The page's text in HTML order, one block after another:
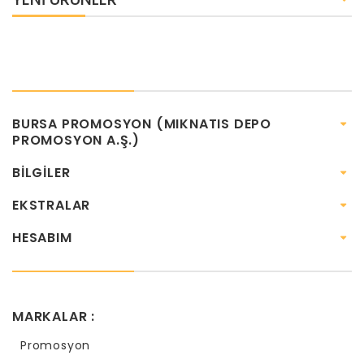
BURSA PROMOSYON (MIKNATIS DEPO
PROMOSYON A.Ş.)
BILGILER
EKSTRALAR
HESABIM
MARKALAR :
Promosyon